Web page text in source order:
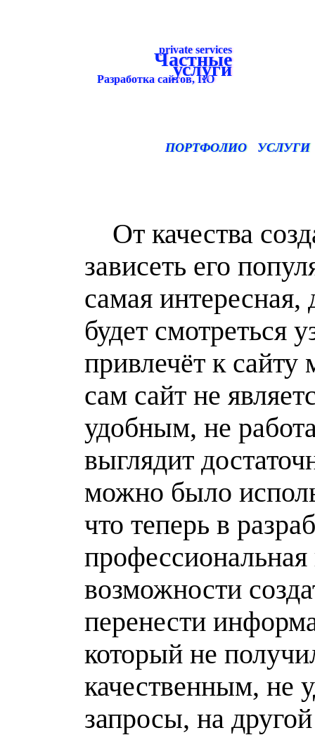
private services
Частные
услуги
Разработка сайтов, ПО
ПОРТФОЛИО УСЛУГИ
От качества
зависеть его
самая интересная,
будет смотреться
привлечёт к сайту
сам сайт не
удобным, не
выглядит
можно было
что теперь в
возможности
перенести
который не
качественным, не
запросы, на